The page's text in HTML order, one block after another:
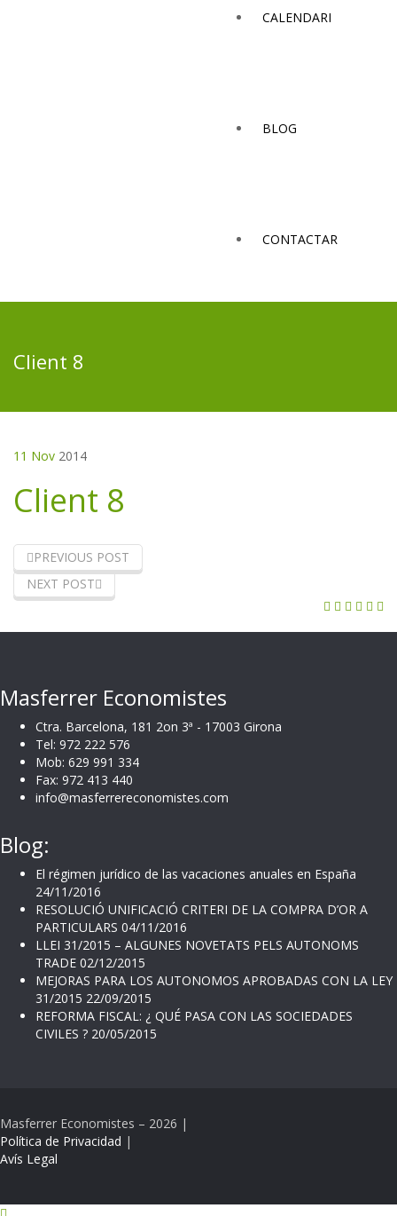
CALENDARI
BLOG
CONTACTAR
Client 8
11 Nov 2014
Client 8
PREVIOUS POST
NEXT POST
Masferrer Economistes
Ctra. Barcelona, 181 2on 3ª - 17003 Girona
Tel: 972 222 576
Mob: 629 991 334
Fax: 972 413 440
info@masferrereconomistes.com
Blog:
El régimen jurídico de las vacaciones anuales en España
24/11/2016
RESOLUCIÓ UNIFICACIÓ CRITERI DE LA COMPRA D’OR A
PARTICULARS 04/11/2016
LLEI 31/2015 – ALGUNES NOVETATS PELS AUTONOMS
TRADE 02/12/2015
MEJORAS PARA LOS AUTONOMOS APROBADAS CON LA LEY
31/2015 22/09/2015
REFORMA FISCAL: ¿ QUÉ PASA CON LAS SOCIEDADES
CIVILES ? 20/05/2015
Masferrer Economistes – 2026 |
Política de Privacidad |
Avís Legal